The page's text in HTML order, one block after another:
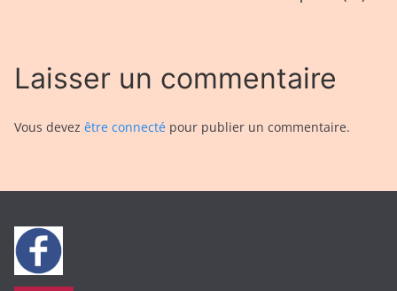
Laisser un commentaire
Vous devez être connecté pour publier un commentaire.